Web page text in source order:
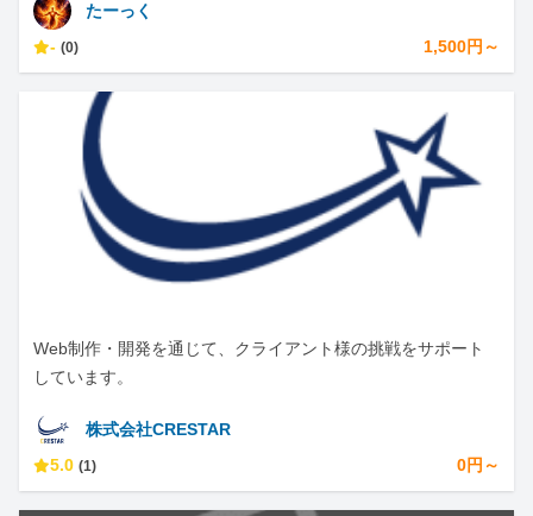
たーっく
- (0) 1,500円～
Web制作・開発を通じて、クライアント様の挑戦をサポート
しています。
株式会社CRESTAR
5.0 (1) 0円～